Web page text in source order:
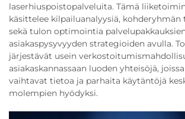
laserhiuspoistopalveluita. Tämä
käsittelee kilpailuanalyysiä,
sekä tulon optimointia
asiakaspysyvyyden strategioiden avulla.
järjestävät usein
asiakaskannassaan luoden yhteisöjä,
vaihtavat tietoa ja parhaita käytäntöjä
molempien hyödyksi.